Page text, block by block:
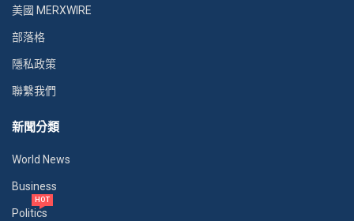
美國 MERXWIRE
部落格
隱私政策
聯繫我們
新聞分類
World News
Business
Politics
HOT